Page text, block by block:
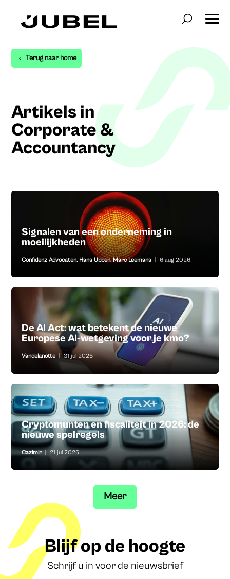
Terug naar home
Artikels in
Corporate &
Accountancy
Signalen van een onderneming in
moeilijkheden
Confidenz Advocaten, Hans Ubben,Marc Leemans 6 aug 2026
De AI Act: wat betekent de nieuwe
Europese AI-wetgeving voor je kmo?
Vandelanotte 31 jul 2026
Cryptomunten en fiscaliteit in 2026: de
nieuwe spelregels
Cazimir 21 jul 2026
Meer
Blijf op de hoogte
Schrijf u in voor de nieuwsbrief